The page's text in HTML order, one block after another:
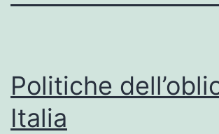
Politiche
Italia